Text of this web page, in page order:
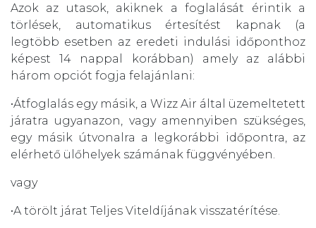
Azok az utasok, akiknek a foglalását érintik a
törlések, automatikus értesítést kapnak (a
legtöbb esetben az eredeti indulási időponthoz
képest 14 nappal korábban) amely az alábbi
három opciót fogja felajánlani:
•Átfoglalás egy másik, a Wizz Air által üzemeltetett
járatra ugyanazon, vagy amennyiben szükséges,
egy másik útvonalra a legkorábbi időpontra, az
elérhető ülőhelyek számának függvényében.
vagy
•A törölt járat Teljes Viteldíjának visszatérítése.